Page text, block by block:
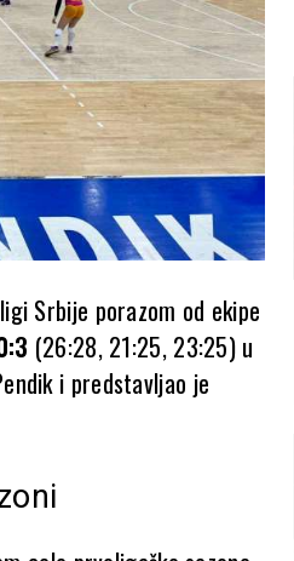
Srbije porazom od ekipe
(26:28, 21:25, 23:25) u
i predstavljao je